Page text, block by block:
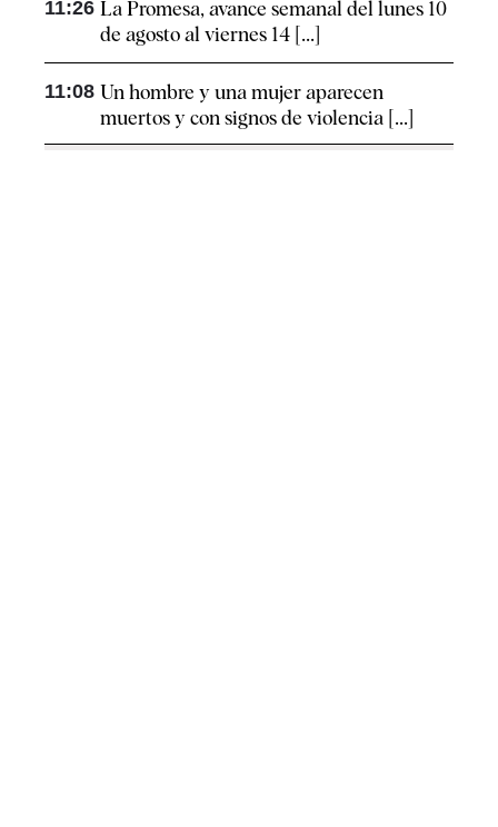
11:26 La Promesa, avance semanal del lunes 10
de agosto al viernes 14 [...]
11:08 Un hombre y una mujer aparecen
muertos y con signos de violencia [...]